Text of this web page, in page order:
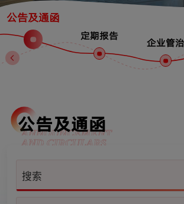
公告及通函
定期报告
企业管治
公告及通函
ANNOUNCEMENT
AND CIRCULARS